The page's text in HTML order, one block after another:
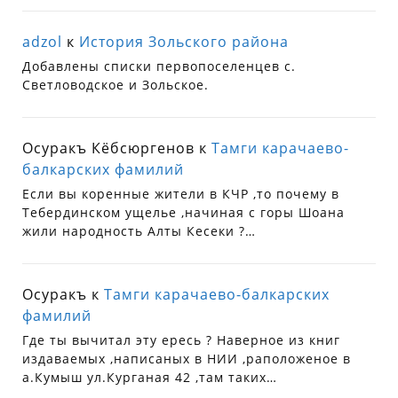
adzol к История Зольского района
Добавлены списки первопоселенцев с.
Светловодское и Зольское.
Осуракъ Кёбсюргенов кТамги карачаево-
балкарских фамилий
Если вы коренные жители в КЧР ,то почему в
Тебердинском ущелье ,начиная с горы Шоана
жили народность Алты Кесеки ?…
Осуракъ кТамги карачаево-балкарских
фамилий
Где ты вычитал эту ересь ? Наверное из книг
издаваемых ,написаных в НИИ ,раположеное в
а.Кумыш ул.Курганая 42 ,там таких…